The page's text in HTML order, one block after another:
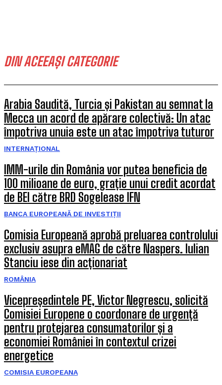
DIN ACEEAȘI CATEGORIE
Arabia Saudită, Turcia și Pakistan au semnat la
Mecca un acord de apărare colectivă: Un atac
împotriva unuia este un atac împotriva tuturor
INTERNAȚIONAL
IMM-urile din România vor putea beneficia de
100 milioane de euro, grație unui credit acordat
de BEI către BRD Sogelease IFN
BANCA EUROPEANĂ DE INVESTIȚII
Comisia Europeană aprobă preluarea controlului
exclusiv asupra eMAG de către Naspers. Iulian
Stanciu iese din acționariat
ROMÂNIA
Vicepreședintele PE, Victor Negrescu, solicită
Comisiei Europene o coordonare de urgență
pentru protejarea consumatorilor și a
economiei României în contextul crizei
energetice
COMISIA EUROPEANA